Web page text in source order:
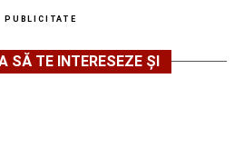
PUBLICITATE
SĂ TE INTERESEZE ȘI